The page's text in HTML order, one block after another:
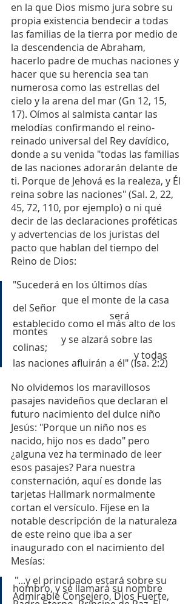
en la que Dios mismo jura sobre su
propia existencia bendecir a todas
las familias de la tierra por medio de
la descendencia de Abraham,
hacerlo padre de muchas naciones y
hacer que su herencia sea tan
numerosa como las estrellas del
cielo y la arena del mar (Gn 12, 15,
17). Oímos al salmista cantar las
melodías confirmando el reino-
reinado universal del Rey davídico,
donde a su venida "todas las familias
de las naciones adorarán delante de
ti. Porque de Jehová es la realeza, y Él
reina sobre las naciones" (Sal. 2, 22,
45, 72, 110, por ejemplo) o ni qué
decir de las declaraciones proféticas
y advertencias de los juristas del
pacto que hablan del tiempo del
Reino de Dios:
"Sucederá en los últimos días
que el monte de la casa
del Señor
será
establecido como el más alto de los
montes
y se alzará sobre las
colinas;
y todas
las naciones afluirán a él" (Isa. 2:2)
No olvidemos los maravillosos
pasajes navideños que declaran el
futuro nacimiento del dulce niño
Jesús: "Porque un niño nos es
nacido, hijo nos es dado" pero
¿alguna vez ha terminado de leer
esos pasajes? Para nuestra
consternación, aquí es donde las
tarjetas Hallmark normalmente
cortan el versículo. Fíjese en la
notable descripción de la naturaleza
de este reino que iba a ser
inaugurado con el nacimiento del
Mesías:
"...y el principado estará sobre su
hombro, y se llamará su nombre
Admirable Consejero, Dios Fuerte,